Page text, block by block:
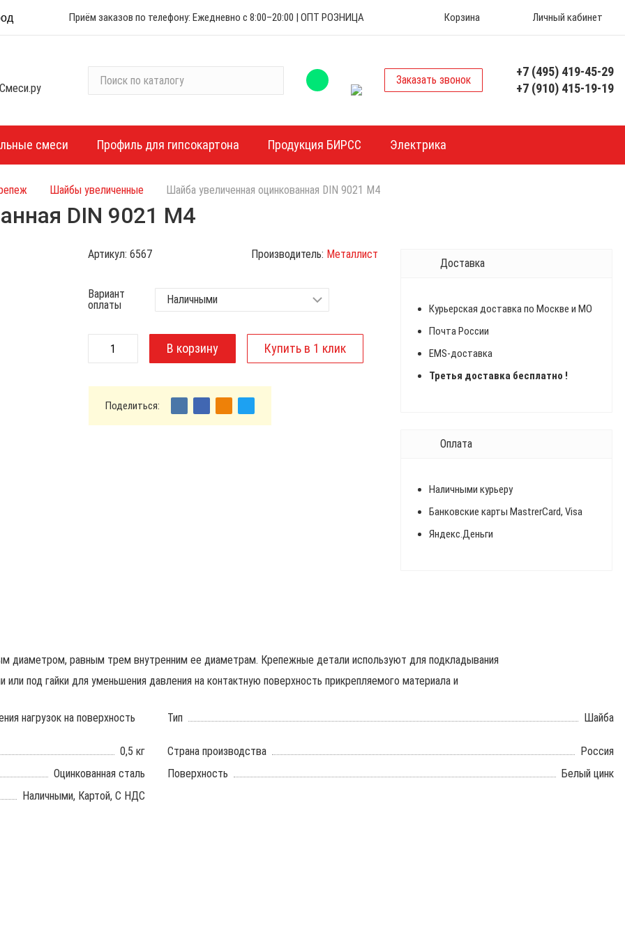
Приём заказов по телефону: Ежедневно с 8:00–20:00 | ОПТ РОЗНИЦА Корзина Личный кабинет
с
к
а
т
л
г
у
Заказать звонок
+7 (495) 419-45-29
+7 (910) 415-19-19
смеси Профиль для гипсокартона Продукция БИРСС Электрика
Шайбы увеличенные Шайба увеличенная оцинкованная DIN 9021 М4
DIN 9021 М4
Артикул: 6567 Производитель: Металлист
Вариант
оплаты
Поделиться:
Доставка
Курьерская доставка по Москве и МО
Почта России
EMS-доставка
Третья доставка бесплатно !
Оплата
Наличными курьеру
Банковские карты MastrerCard, Visa
Яндекс.Деньги
диаметром, равным трем внутренним ее диаметрам. Крепежные детали используют для подкладывания
под гайки для уменьшения давления на контактную поверхность прикрепляемого материала и
нагрузок на поверхность
Тип Шайба
0,5 кг Страна производства
Россия
Оцинкованная сталь Поверхность
Белый цинк
Наличными, Картой, С НДС